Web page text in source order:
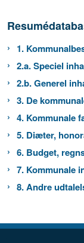
1.
2.a. Speciel
2.b. Generel
3. De
4. Kommunale
5. Diæter,
6. Budget,
7. Kommunale
8. Andre